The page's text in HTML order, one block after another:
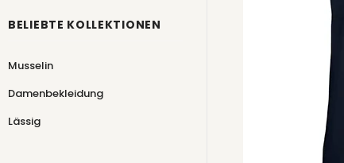
BELIEBTE KOLLEKTIONEN
Musselin
Damenbekleidung
Lässig